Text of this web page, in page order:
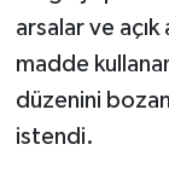
arsalar ve
madde
düzenini bozan
istendi.